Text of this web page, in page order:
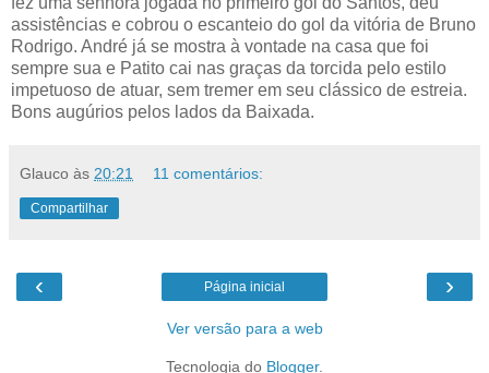
assistências e cobrou o escanteio do gol da vitória de Bruno
Rodrigo. André já se mostra à vontade na casa que foi
sempre sua e Patito cai nas graças da torcida pelo estilo
impetuoso de atuar, sem tremer em seu clássico de estreia.
Bons augúrios pelos lados da Baixada.
Glauco às 20:21 11 comentários:
Compartilhar
‹ ›
Página inicial
Ver versão para a web
Tecnologia do Blogger.